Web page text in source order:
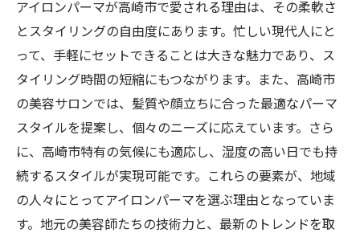
アイロンパーマが高崎市で愛される理由は、その柔軟さ
とスタイリングの自由度にあります。忙しい現代人にと
って、手軽にセットできることは大きな魅力であり、ス
タイリング時間の短縮にもつながります。また、高崎市
の美容サロンでは、髪質や顔立ちに合った最適なパーマ
スタイルを提案し、個々のニーズに応えています。さら
に、高崎市特有の気候にも適応し、湿度の高い日でも持
続するスタイルが実現可能です。これらの要素が、地域
の人々にとってアイロンパーマを選ぶ理由となっていま
す。地元の美容師たちの技術力と、最新のトレンドを取